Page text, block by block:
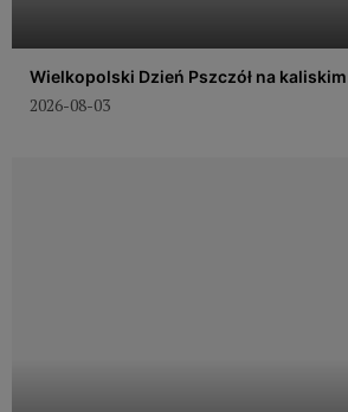
Wielkopolski Dzień Pszczół na
2026-08-03